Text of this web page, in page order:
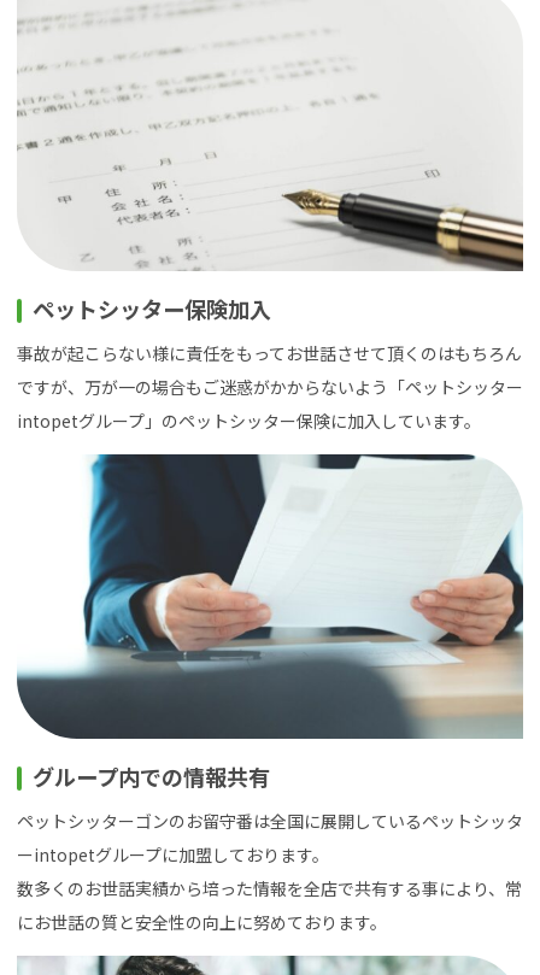
ペットシッター保険加入
事故が起こらない様に責任をもってお世話させて頂くのはもちろん
ですが、万が一の場合もご迷惑がかからないよう「ペットシッター
intopetグループ」のペットシッター保険に加入しています。
グループ内での情報共有
ペットシッターゴンのお留守番は全国に展開しているペットシッタ
ーintopetグループに加盟しております。
数多くのお世話実績から培った情報を全店で共有する事により、常
にお世話の質と安全性の向上に努めております。